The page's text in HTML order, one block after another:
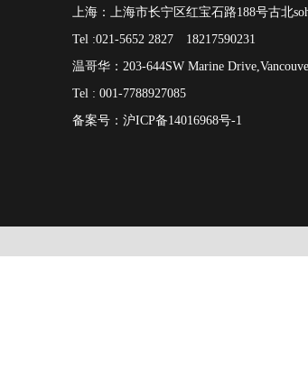
上海：上海市长宁区红宝石路188号古北
Tel :021-5652 2827 18217590231
温哥华：203-644SW Marine
Tel : 001-7788927085
备案号： 沪ICP备14016968号-1